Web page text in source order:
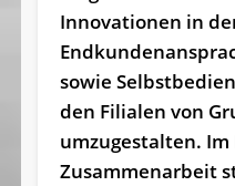
Innovationen in
sowie
den Filialen von
umzugestalten. Im
Zusammenarbeit